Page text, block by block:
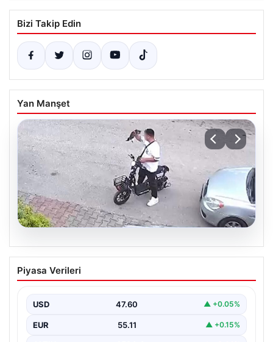
Bizi Takip Edin
Yan Manşet
Bolu’da Vahşet: Yavru Kediye İşlenen
İğrenç Olay Kameralara Yansıdı
günlerde meydana gelen korkutucu olay, bölgedeki
sakinleri derinden sarstı. Elektrikli…
Piyasa Verileri
USD 47.60 ▲ +0.05%
EUR 55.11 ▲ +0.15%